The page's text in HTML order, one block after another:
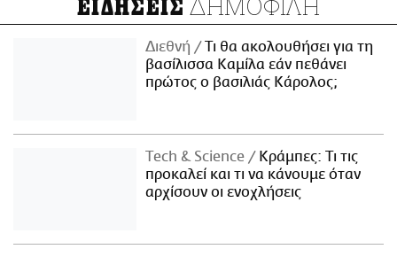
ΕΙΔΗΣΕΙΣ
Διεθνή
Τι θα ακολουθήσει για τη
βασίλισσα Καμίλα εάν πεθάνει
πρώτος ο βασιλιάς Κάρολος;
Τech & Science
Κράμπες: Τι τις
προκαλεί και τι να κάνουμε όταν
αρχίσουν οι ενοχλήσεις